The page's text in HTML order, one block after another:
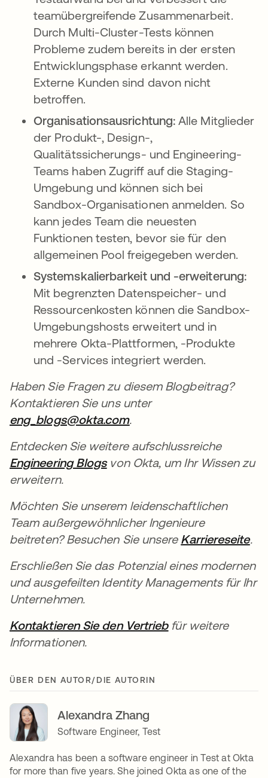
teamübergreifende Zusammenarbeit.
Durch Multi-Cluster-Tests können
Probleme zudem bereits in der ersten
Entwicklungsphase erkannt werden.
Externe Kunden sind davon nicht
betroffen.
Organisationsausrichtung: Alle Mitglieder
der Produkt-, Design-,
Qualitätssicherungs- und Engineering-
Teams haben Zugriff auf die Staging-
Umgebung und können sich bei
Sandbox-Organisationen anmelden. So
kann jedes Team die neuesten
Funktionen testen, bevor sie für den
allgemeinen Pool freigegeben werden.
Systemskalierbarkeit und -erweiterung:
Mit begrenzten Datenspeicher- und
Ressourcenkosten können die Sandbox-
Umgebungshosts erweitert und in
mehrere Okta-Plattformen, -Produkte
und -Services integriert werden.
Haben Sie Fragen zu diesem Blogbeitrag?
Kontaktieren Sie uns unter
eng_blogs@okta.com.
Entdecken Sie weitere aufschlussreiche
Engineering Blogsvon Okta, um Ihr Wissen zu
erweitern.
Möchten Sie unserem leidenschaftlichen
Team außergewöhnlicher Ingenieure
beitreten? Besuchen Sie unsere Karriereseite.
Erschließen Sie das Potenzial eines modernen
und ausgefeilten Identity Managements für Ihr
Unternehmen.
Kontaktieren Sie den Vertriebfür weitere
Informationen.
ÜBER DEN AUTOR/DIE AUTORIN
Alexandra Zhang
Software Engineer, Test
Alexandra has been a software engineer in Test at Okta
for more than five years. She joined Okta as one of the